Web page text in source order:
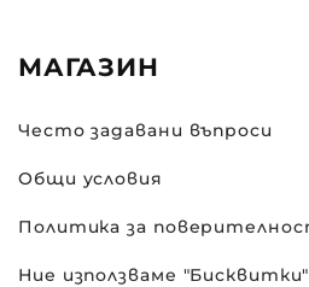
МАГАЗИН
Често задавани въпроси
Общи условия
Политика за
Ние използваме "Бисквитки"